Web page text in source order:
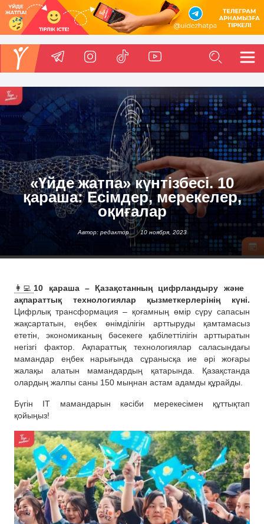
«Үйде жатпа» күнтізбесі. 10
қараша: Есімдер, мерекелер,
оқиғалар
Автор: редактор 10 ноября, 2023
👩‍💻10 қараша – Қазақстанның цифрландыру және
ақпараттық технологиялар қызметкерлерінің күні.
Цифрлық трансформация – қоғамның өмір сүру сапасын
жақсартатын, еңбек өнімділігін арттыруды қамтамасыз
ететін, экономиканың бәсекеге қабілеттілігін арттыратын
негізгі фактор. Ақпараттық технологиялар саласындағы
мамандар еңбек нарығында сұранысқа ие әрі жоғары
жалақы алатын мамандардың қатарында. Қазақстанда
олардың жалпы саны 150 мыңнан астам адамды құрайды.
Бүгін IT мамандарын кәсіби мерекесімен құттықтап
қойыңыз!